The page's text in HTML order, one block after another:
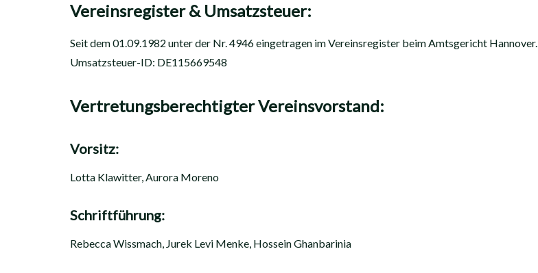
Vereinsregister & Umsatzsteuer:
Seit dem 01.09.1982 unter der Nr. 4946 eingetragen im Vereinsregister beim Amtsgericht Hannover.
Umsatzsteuer-ID: DE115669548
Vertretungsberechtigter Vereinsvorstand:
Vorsitz:
Lotta Klawitter, Aurora Moreno
Schriftführung:
Rebecca Wissmach, Jurek Levi Menke, Hossein Ghanbarinia